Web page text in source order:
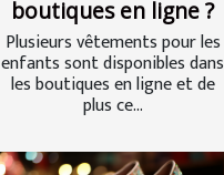
boutiques en ligne ?
Plusieurs vêtements pour les
enfants sont disponibles dans
les boutiques en ligne et de
plus ce...